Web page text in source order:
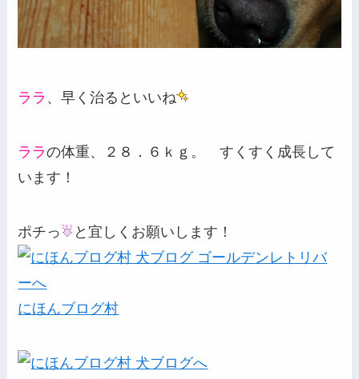
ララ 、早く治るといいね
ララの体重、２８．６ｋｇ。 すくすく成長して
います！
ポチっ と宜しくお願いします！
にほんブログ村